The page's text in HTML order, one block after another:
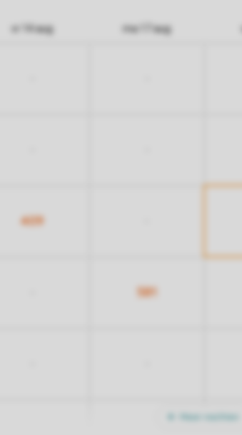
vr 14 aug ma 17 aug
409
581